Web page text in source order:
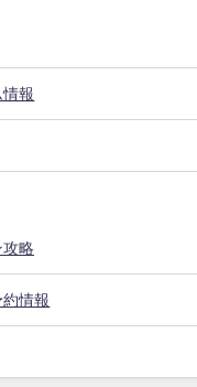
情報
攻略
情報